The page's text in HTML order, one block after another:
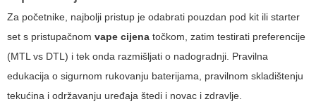
Za početnike, najbolji pristup je odabrati pouzdan pod kit ili starter
set s pristupačnom vape cijena točkom, zatim testirati preferencije
(MTL vs DTL) i tek onda razmišljati o nadogradnji. Pravilna
edukacija o sigurnom rukovanju baterijama, pravilnom skladištenju
tekućina i održavanju uređaja štedi i novac i zdravlje.